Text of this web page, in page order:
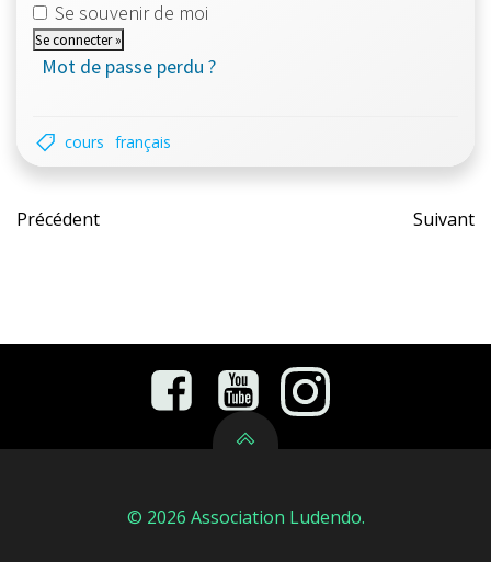
Se souvenir de moi
Mot de passe perdu ?
cours français
Post
Précédent Suivant
© 2026 Association Ludendo.